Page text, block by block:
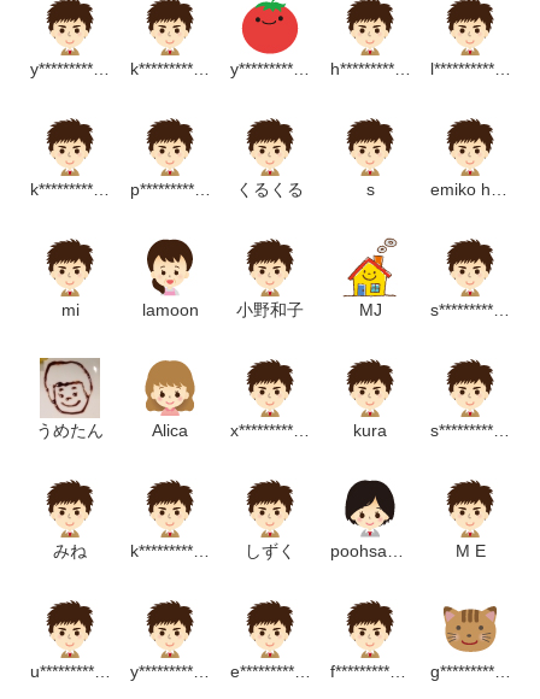
y******************m k*********************m y*********************m h**************p l****************m
k**********************m p********************p くるくる s emiko hoiku
mi lamoon 小野和子 MJ s*********************m
うめたん Alica x******************************p kura s***************m
みね k**********************m しずく poohsanlovelove M E
u*********************m y****************p e****************m f*************************m g*******************p